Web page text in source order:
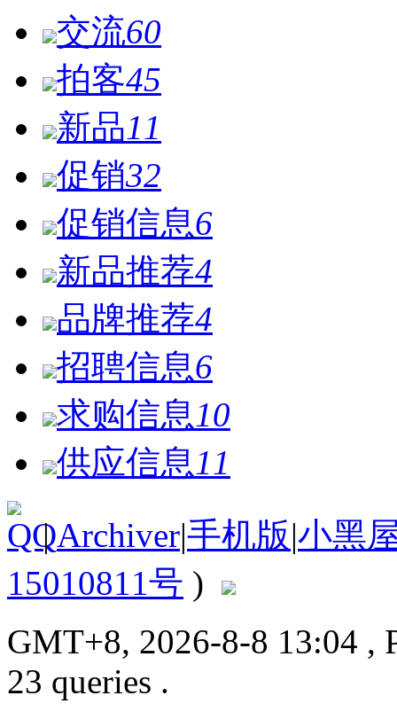
交流60
拍客45
新品11
促销32
促销信息6
新品推荐4
品牌推荐4
招聘信息6
求购信息10
供应信息11
| Archiver|手机版|小黑
15010811号 )
GMT+8, 2026-8-8 13:04 ,
23 queries .